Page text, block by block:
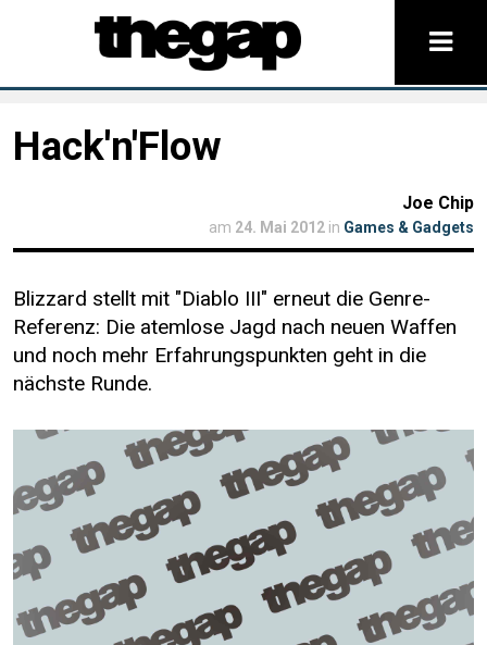
Hack'n'Flow
Joe Chip
am 24. Mai 2012 in Games & Gadgets
Blizzard stellt mit "Diablo III" erneut die Genre-
Referenz: Die atemlose Jagd nach neuen Waffen
und noch mehr Erfahrungspunkten geht in die
nächste Runde.